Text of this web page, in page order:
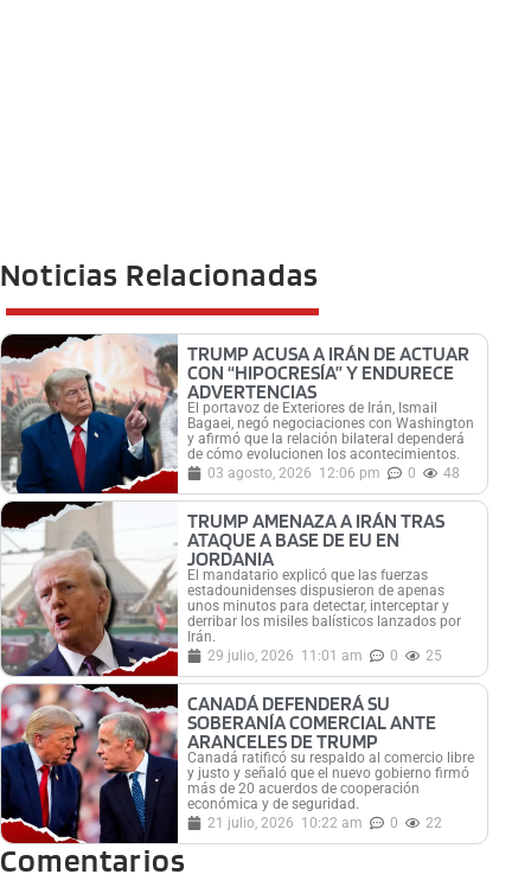
Noticias Relacionadas
TRUMP ACUSA A IRÁN DE ACTUAR
CON “HIPOCRESÍA” Y ENDURECE
ADVERTENCIAS
El portavoz de Exteriores de Irán, Ismail
Bagaei, negó negociaciones con Washington
y afirmó que la relación bilateral dependerá
de cómo evolucionen los acontecimientos.
03 agosto, 2026 12:06 pm 0 48
TRUMP AMENAZA A IRÁN TRAS
ATAQUE A BASE DE EU EN
JORDANIA
El mandatario explicó que las fuerzas
estadounidenses dispusieron de apenas
unos minutos para detectar, interceptar y
derribar los misiles balísticos lanzados por
Irán.
29 julio, 2026 11:01 am 0 25
CANADÁ DEFENDERÁ SU
SOBERANÍA COMERCIAL ANTE
ARANCELES DE TRUMP
Canadá ratificó su respaldo al comercio libre
y justo y señaló que el nuevo gobierno firmó
más de 20 acuerdos de cooperación
económica y de seguridad.
21 julio, 2026 10:22 am 0 22
Comentarios